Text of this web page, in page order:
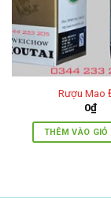
Rượu Mao
0₫
THÊM VÀO GIỎ